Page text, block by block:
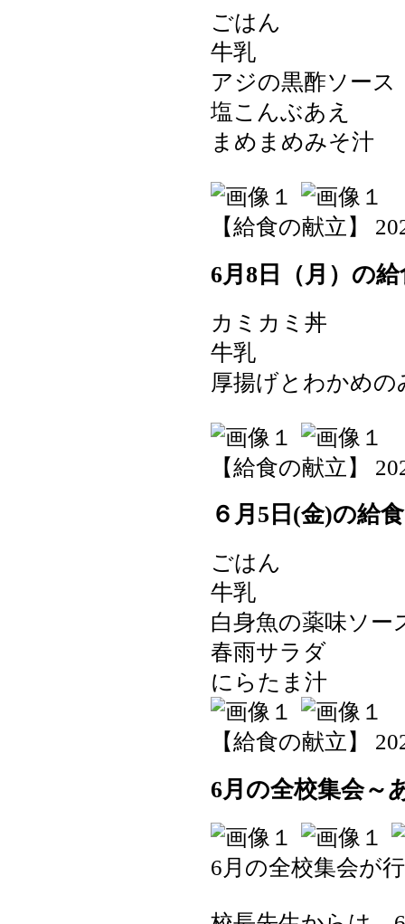
ごはん
牛乳
アジの黒酢ソース
塩こんぶあえ
まめまめみそ汁
【給食の献立】
6月8日（月）の給
カミカミ丼
牛乳
厚揚げとわかめの
【給食の献立】
６月5日(金)の給食
ごはん
牛乳
白身魚の薬味ソー
春雨サラダ
にらたま汁
【給食の献立】
6月の全校集会～
6月の全校集会が